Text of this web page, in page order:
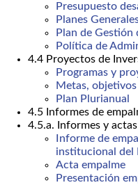
Presupuesto
Planes
Plan de
Política de
4.4 Proyectos de
Programas y
Metas,
Plan Plurianual
4.5 Informes de
4.5.a. Informes y
Informe de
institucional del
Acta empalme
Presentación